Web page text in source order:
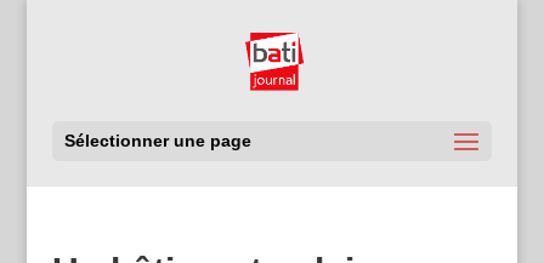
Sélectionner une page